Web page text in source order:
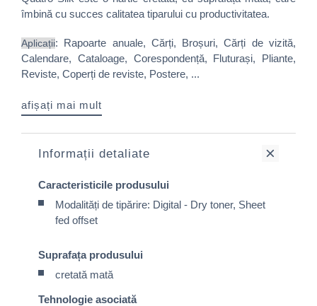
îmbină cu succes calitatea tiparului cu productivitatea.
Aplicații: Rapoarte anuale, Cărți, Broșuri, Cărți de vizită,
Calendare, Cataloage, Corespondență, Fluturași, Pliante,
Reviste, Coperți de reviste, Postere, ...
afișați mai mult
Informații detaliate
Caracteristicile produsului
Modalități de tipărire: Digital - Dry toner, Sheet
fed offset
Suprafața produsului
cretată mată
Tehnologie asociată